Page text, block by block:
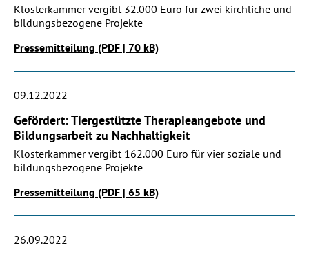
Klosterkammer vergibt 32.000 Euro für zwei kirchliche und
bildungsbezogene Projekte
Pressemitteilung (PDF | 70 kB)
09.12.2022
Gefördert: Tiergestützte Therapieangebote und
Bildungsarbeit zu Nachhaltigkeit
Klosterkammer vergibt 162.000 Euro für vier soziale und
bildungsbezogene Projekte
Pressemitteilung (PDF | 65 kB)
26.09.2022